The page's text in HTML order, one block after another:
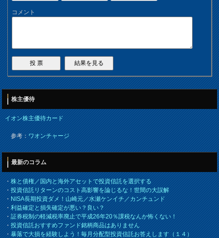
コメント
株主優待
イオン株主優待カード
参考：ワオンチャージ
最新のコラム
・株と債権／国内と海外アセットで投資信託を選択する
・投資信託リターンのコスト高影響を論じるな！世間の大誤解
・NISA長期投資ダメ！山崎元／水瀬ケンイチ／カンチュンド
・利益確定と損失確定が悪い？良い？
・証券税制の軽減税率廃止で平成26年20％課税なんか怖くない！
・投資信託おすすめファンド銘柄商品はありません
・暴落で大損を経験しよう！毎月分配型投資信託お答えします（１４）